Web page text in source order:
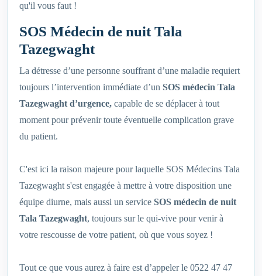
qu'il vous faut !
SOS Médecin de nuit Tala
Tazegwaght‎
La détresse d’une personne souffrant d’une maladie requiert
toujours l’intervention immédiate d’un SOS médecin Tala
Tazegwaght‎ d’urgence, capable de se déplacer à tout
moment pour prévenir toute éventuelle complication grave
du patient.
C'est ici la raison majeure pour laquelle SOS Médecins Tala
Tazegwaght‎ s'est engagée à mettre à votre disposition une
équipe diurne, mais aussi un service SOS médecin de nuit
Tala Tazegwaght‎, toujours sur le qui-vive pour venir à
votre rescousse de votre patient, où que vous soyez !
Tout ce que vous aurez à faire est d’appeler le 0522 47 47